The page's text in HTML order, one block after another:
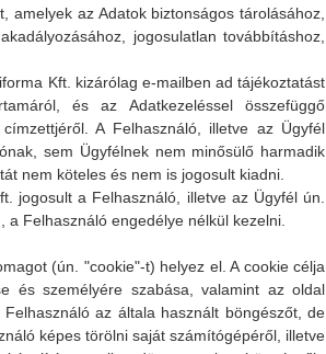
amelyek az Adatok biztonságos tárolásához,
jogosulatlan továbbításhoz,
Kft. kizárólag e-mailben ad tájékoztatást
és az Adatkezeléssel összefüggő
A Felhasználó, illetve az Ügyfél
sem Ügyfélnek nem minősülő harmadik
nem köteles és nem is jogosult kiadni.
jogosult a Felhasználó, illetve az Ügyfél ún.
Felhasználó engedélye nélkül kezelni.
(ún. "cookie"-t) helyez el. A cookie célja
és személyére szabása, valamint az oldal
az általa használt böngészőt, de
képes törölni saját számítógépéről, illetve